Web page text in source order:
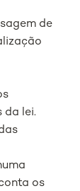
de
da lei.
os